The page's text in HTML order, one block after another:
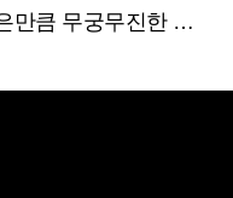
…경북은 ‘스토리 IP’의 원천